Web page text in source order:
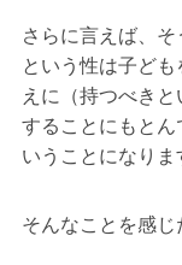
さらに言えば、
という性は子ど
えに（持つべき
することにもとん
いうことになりま
そんなことを感じ